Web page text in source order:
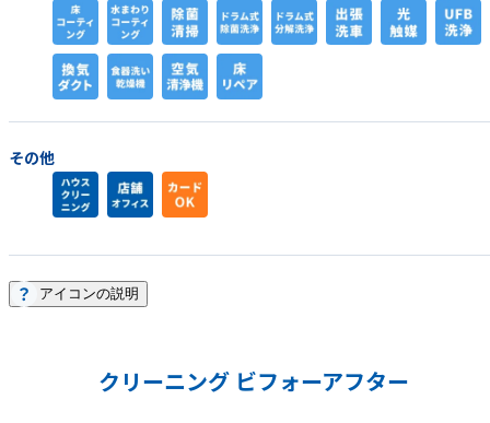
その他
アイコンの説明
クリーニング ビフォーアフター